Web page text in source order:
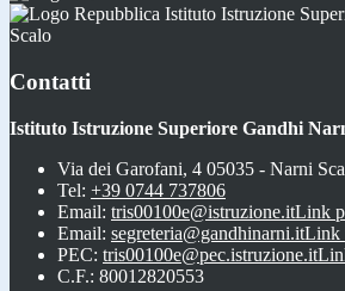
Istituto Istruzione
Scalo
Contatti
Istituto Istruzione Superiore Gandhi
Via dei Garofani, 4 05035 - Narni
Tel: +39 0744 737806
Email: tris00100e@istruzione.itLink
Email: segreteria@gandhinarni.itLink
PEC: tris00100e@pec.istruzione.it
C.F.: 80012820553